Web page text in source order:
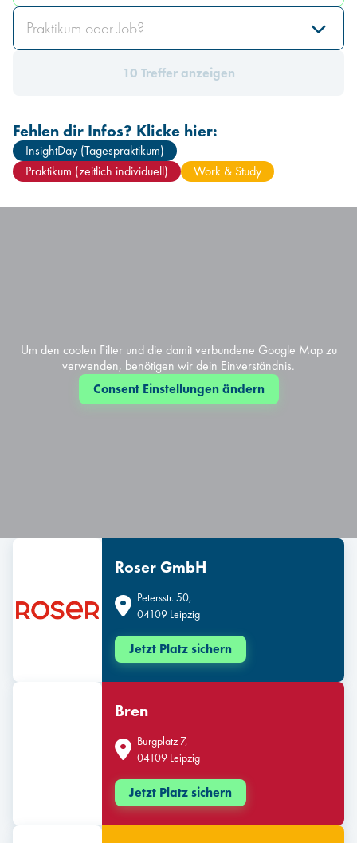
Praktikum oder Job?
10 Treffer anzeigen
Fehlen dir Infos? Klicke hier:
InsightDay (Tagespraktikum)
Praktikum (zeitlich individuell)
Work & Study
Roser GmbH
Petersstr. 50,
04109 Leipzig
Jetzt Platz sichern
Bren
Burgplatz 7,
04109 Leipzig
Jetzt Platz sichern
Um den coolen Filter und die damit verbundene Google Map zu
verwenden, benötigen wir dein Einverständnis.
Consent Einstellungen ändern